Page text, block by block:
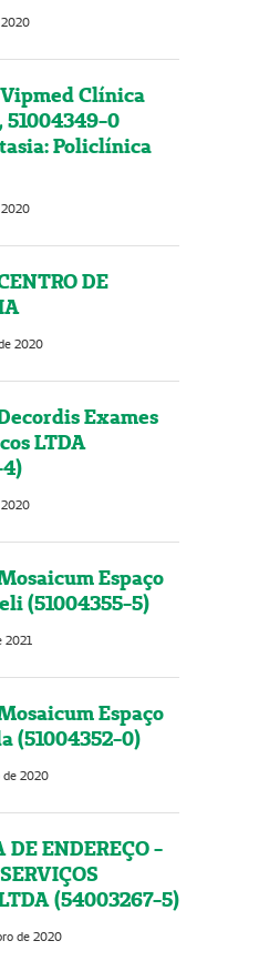
Clínica
51004349-0
Policlínica
DE
2020
Exames
LTDA
Espaço
(51004355-5)
2021
Espaço
(51004352-0)
de 2020
ENDEREÇO -
(54003267-5)
de 2020